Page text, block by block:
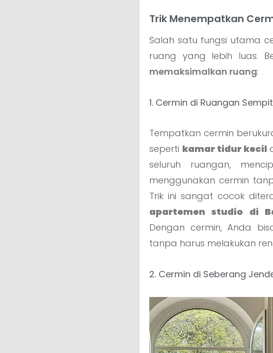
Trik Menempatkan
Salah satu fungsi utama
ruang yang lebih luas.
memaksimalkan ruang:
1. Cermin di Ruangan
Tempatkan cermin
seperti kamar tidur kecil
seluruh ruangan,
menggunakan cermin
Trik ini sangat cocok
apartemen studio di
Dengan cermin, Anda
tanpa harus melakukan
2. Cermin di Seberang